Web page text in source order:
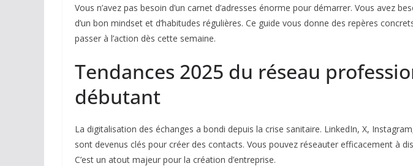
Vous n’avez pas besoin d’un carnet d’adresses énorme pour démarrer. Vous avez
d’un bon mindset et d’habitudes régulières. Ce guide vous donne des repères
passer à l’action dès cette semaine.
Tendances 2025 du réseau
débutant
La digitalisation des échanges a bondi depuis la crise sanitaire. LinkedIn, X,
sont devenus clés pour créer des contacts. Vous pouvez réseauter efficacement à
C’est un atout majeur pour la création d’entreprise.